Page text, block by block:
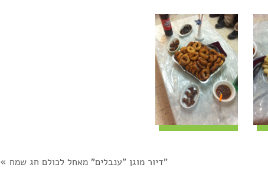
"דיור מוגן "ענבלים" מאחל לכולם חג שמח »